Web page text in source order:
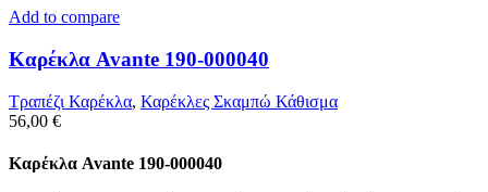
Add to compare
Καρέκλα Avante 190-000040
Τραπέζι Καρέκλα, Καρέκλες Σκαμπώ Κάθισμα
56,00 €
Καρέκλα Avante 190-000040